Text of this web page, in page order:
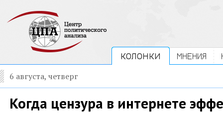
КОЛОНКИ МНЕНИЯ
6 августа, четверг
Когда цензура в интернете